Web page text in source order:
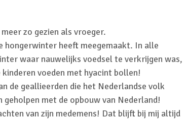
zo gezien als vroeger.
hongerwinter heeft meegemaakt. In alle
waar nauwelijks voedsel te verkrijgen was,
voeden met hyacint bollen!
de geallieerden die het Nederlandse volk
geholpen met de opbouw van Nederland!
van zijn medemens! Dat blijft bij mij altijd